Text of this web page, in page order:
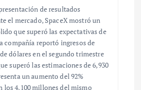
de resultados
el mercado, SpaceX mostró un
que superó las expectativas de
compañía reportó ingresos de
dólares en el segundo trimestre
superó las estimaciones de 6,930
un aumento del 92%
los 4,100 millones del mismo